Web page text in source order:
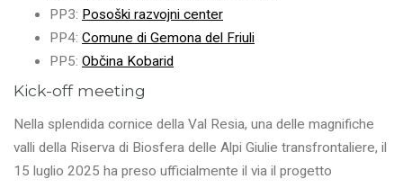
PP3: Posoški razvojni center
PP4: Comune di Gemona del Friuli
PP5: Občina Kobarid
Kick-off meeting
Nella splendida cornice della Val Resia, una delle magnifiche
valli della Riserva di Biosfera delle Alpi Giulie transfrontaliere, il
15 luglio 2025 ha preso ufficialmente il via il progetto